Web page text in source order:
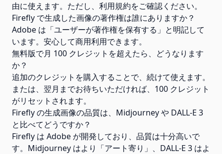
由に使えます。ただし、利用規約をご確認ください。
Firefly で生成した画像の著作権は誰にありますか？
Adobe は「ユーザーが著作権を保有する」と明記して
います。安心して商用利用できます。
無料版で月 100 クレジットを超えたら、どうなります
か？
追加のクレジットを購入することで、続けて使えます。
または、翌月までお待ちいただければ、100 クレジット
がリセットされます。
Firefly の生成画像の品質は、Midjourney や DALL-E 3
と比べてどうですか？
Firefly は Adobe が開発しており、品質は十分高いで
す。Midjourney はより「アート寄り」、DALL-E 3 はよ